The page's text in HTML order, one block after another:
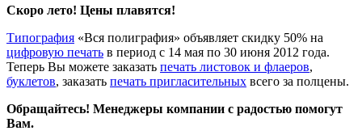
Скоро лето! Цены плавятся!
Типография «Вся полиграфия» объявляет скидку 50% на
цифровую печать в период с 14 мая по 30 июня 2012 года.
Теперь Вы можете заказать печать листовок и флаеров,
буклетов, заказать печать пригласительных всего за полцены.
Обращайтесь! Менеджеры компании c радостью помогут
Вам.